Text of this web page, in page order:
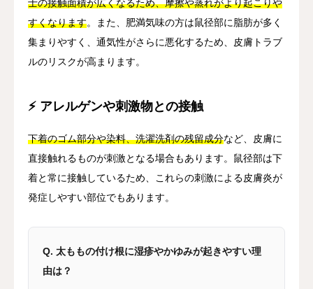
士の接触面積が広くなるため、摩擦や蒸れがより起こりや
すくなります。また、肥満気味の方は鼠径部に脂肪が多く
集まりやすく、通気性がさらに悪化するため、皮膚トラブ
ルのリスクが高まります。
⚡ アレルゲンや刺激物との接触
下着のゴム部分や染料、洗濯洗剤の残留成分など、皮膚に
直接触れるものが刺激となる場合もあります。鼠径部は下
着と常に接触しているため、これらの刺激による皮膚炎が
発症しやすい部位でもあります。
Q. 太ももの付け根に湿疹やかゆみが起きやすい理
由は？